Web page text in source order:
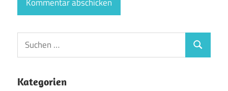
Suchen
nach:
Suchen
Kategorien